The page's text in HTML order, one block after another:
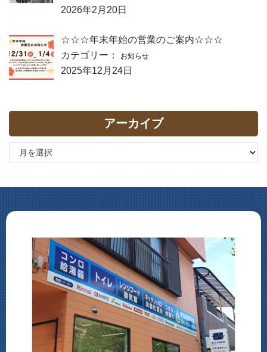
2026年2月20日
☆☆☆年末年始の営業のご案内☆☆☆
カテゴリー：
お知らせ
2025年12月24日
アーカイブ